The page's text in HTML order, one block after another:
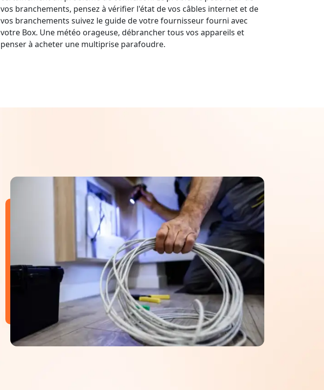
vos branchements, pensez à vérifier l'état de vos câbles internet et de
vos branchements suivez le guide de votre fournisseur fourni avec
votre Box. Une météo orageuse, débrancher tous vos appareils et
penser à acheter une multiprise parafoudre.